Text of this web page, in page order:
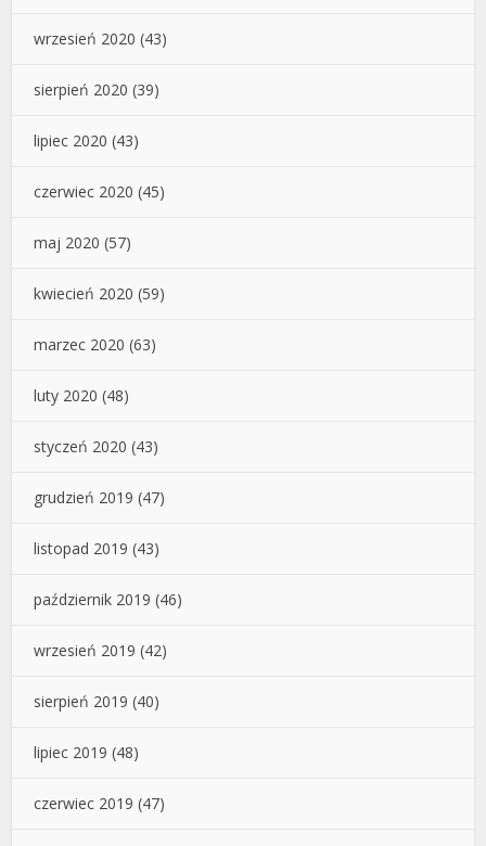
wrzesień 2020 (43)
sierpień 2020 (39)
lipiec 2020 (43)
czerwiec 2020 (45)
maj 2020 (57)
kwiecień 2020 (59)
marzec 2020 (63)
luty 2020 (48)
styczeń 2020 (43)
grudzień 2019 (47)
listopad 2019 (43)
październik 2019 (46)
wrzesień 2019 (42)
sierpień 2019 (40)
lipiec 2019 (48)
czerwiec 2019 (47)